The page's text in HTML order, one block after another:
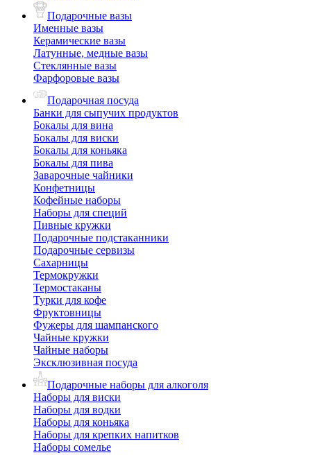
Подарочные вазы
Именные вазы
Керамические вазы
Латунные, медные вазы
Стеклянные вазы
Фарфоровые вазы
Подарочная посуда
Банки для сыпучих продуктов
Бокалы для вина
Бокалы для виски
Бокалы для коньяка
Бокалы для пива
Заварочные чайники
Конфетницы
Кофейные наборы
Наборы для специй
Пивные кружки
Подарочные подстаканники
Подарочные сервизы
Сахарницы
Термокружки
Термостаканы
Турки для кофе
Фруктовницы
Фужеры для шампанского
Чайные кружки
Чайные наборы
Эксклюзивная посуда
Подарочные наборы для алкоголя
Наборы для виски
Наборы для водки
Наборы для коньяка
Наборы для крепких напитков
Наборы сомелье